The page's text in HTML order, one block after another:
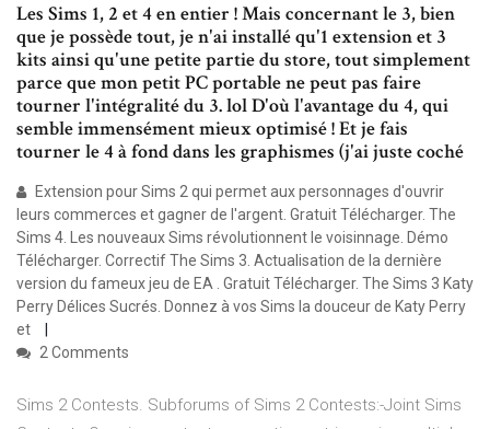
Les Sims 1, 2 et 4 en entier ! Mais concernant le 3, bien
que je possède tout, je n'ai installé qu'1 extension et 3
kits ainsi qu'une petite partie du store, tout simplement
parce que mon petit PC portable ne peut pas faire
tourner l'intégralité du 3. lol D'où l'avantage du 4, qui
semble immensément mieux optimisé ! Et je fais
tourner le 4 à fond dans les graphismes (j'ai juste coché
Extension pour Sims 2 qui permet aux personnages d'ouvrir
leurs commerces et gagner de l'argent. Gratuit Télécharger. The
Sims 4. Les nouveaux Sims révolutionnent le voisinnage. Démo
Télécharger. Correctif The Sims 3. Actualisation de la dernière
version du fameux jeu de EA . Gratuit Télécharger. The Sims 3 Katy
Perry Délices Sucrés. Donnez à vos Sims la douceur de Katy Perry
et
2 Comments
Sims 2 Contests. Subforums of Sims 2 Contests:-Joint Sims